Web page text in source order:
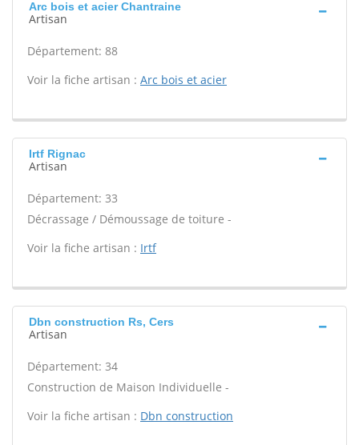
Arc bois et acier Chantraine
Artisan
Département: 88
Voir la fiche artisan : Arc bois et acier
Irtf Rignac
Artisan
Département: 33
Décrassage / Démoussage de toiture -
Voir la fiche artisan : Irtf
Dbn construction Rs, Cers
Artisan
Département: 34
Construction de Maison Individuelle -
Voir la fiche artisan : Dbn construction